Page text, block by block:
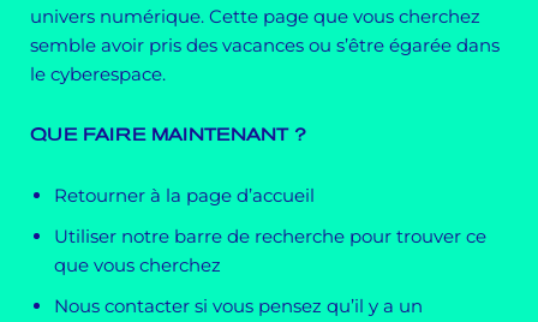
univers numérique. Cette page que vous cherchez
semble avoir pris des vacances ou s’être égarée dans
le cyberespace.
QUE FAIRE MAINTENANT ?
Retourner à la page d’accueil
Utiliser notre barre de recherche pour trouver ce
que vous cherchez
Nous contacter si vous pensez qu’il y a un